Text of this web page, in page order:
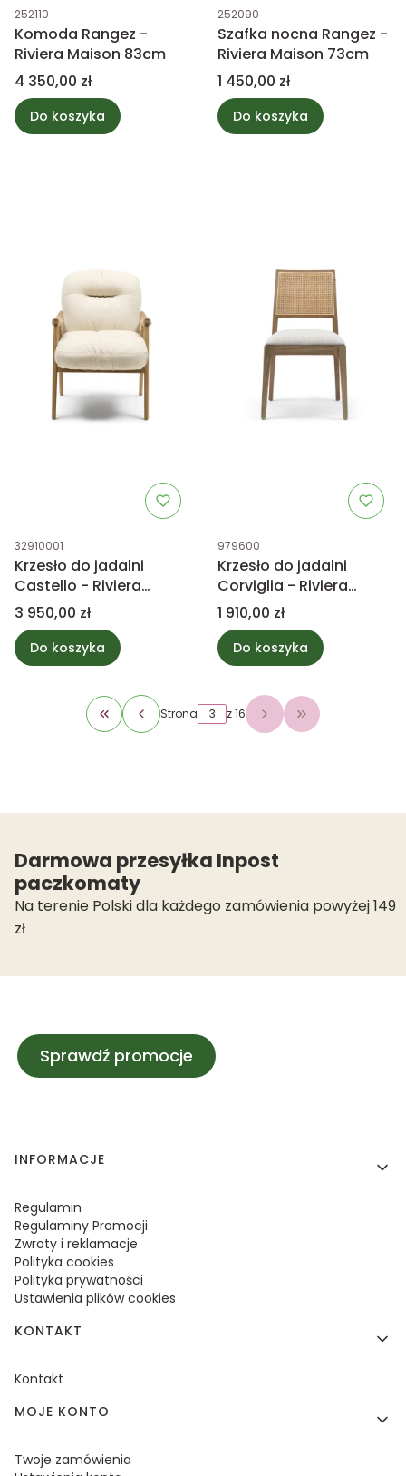
Kod produktu
252110
Komoda Rangez -
Riviera Maison 83cm
Cena
4 350,00 zł
Do koszyka
Kod produktu
252090
Szafka nocna Rangez -
Riviera Maison 73cm
Cena
1 450,00 zł
Do koszyka
Kod produktu
32910001
Krzesło do jadalni
Castello - Riviera
Maison
Cena
3 950,00 zł
Do koszyka
Kod produktu
979600
Krzesło do jadalni
Corviglia - Riviera
Maison
Cena
1 910,00 zł
Do koszyka
Wróć do pierwszej strony z produktami
Strona z 16 Przejdź do
Darmowa przesyłka Inpost
paczkomaty
Na terenie Polski dla każdego zamówienia powyżej 149
zł
Sprawdź promocje
Linki w stopce
INFORMACJE
Regulamin
Regulaminy Promocji
Zwroty i reklamacje
Polityka cookies
Polityka prywatności
Ustawienia plików cookies
KONTAKT
Kontakt
MOJE KONTO
Twoje zamówienia